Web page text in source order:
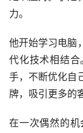
力。
他开始学习电脑
代化技术相结
手，不断优化自
牌，吸引更多的
在一次偶然的